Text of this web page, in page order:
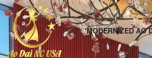
MODERNIZED AO